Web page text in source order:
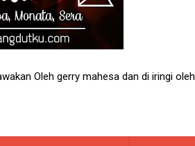
New Pallapa + Lirik
New pallapa + Lirik
Oleh gerry mahesa dan di iringi oleh